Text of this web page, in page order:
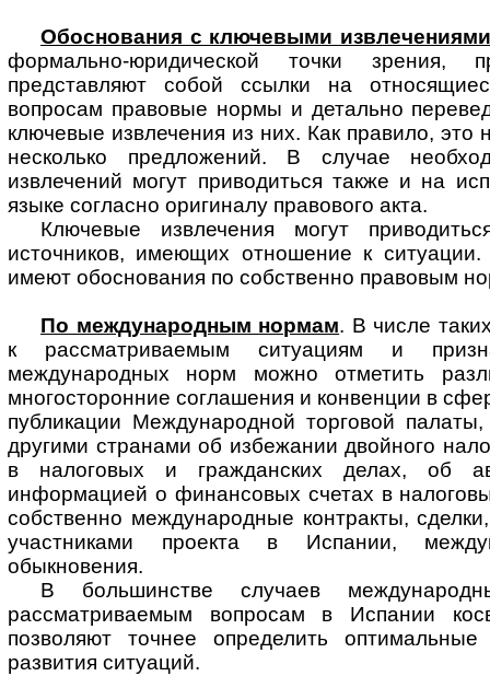
Обоснования с ключевыми
формально-юридической точки зре­ния,
представляют собой ссылки на
вопросам правовые нормы и детально
ключевые извлечения из них. Как правило, это
несколько предложений. В случае
извлечений могут приводиться также и на
языке согласно оригиналу правового акта.
Ключевые извлечения могут
источников, имеющих отношение к
имеют обоснования по собственно правовым
По международным нормам. В числе
к рассматриваемым ситуациям и
международных норм можно отметить
многосторонние соглашения и конвенции в
публикации Международной торговой
другими странами об избежании двойного
в налоговых и гражданских делах, об
информацией о финансовых счетах в
собственно международные контракты,
участниками проекта в Испании,
обыкновения.
В большинстве случаев
рассматриваемым вопросам в Испании
позволяют точнее определить
развития ситуаций.